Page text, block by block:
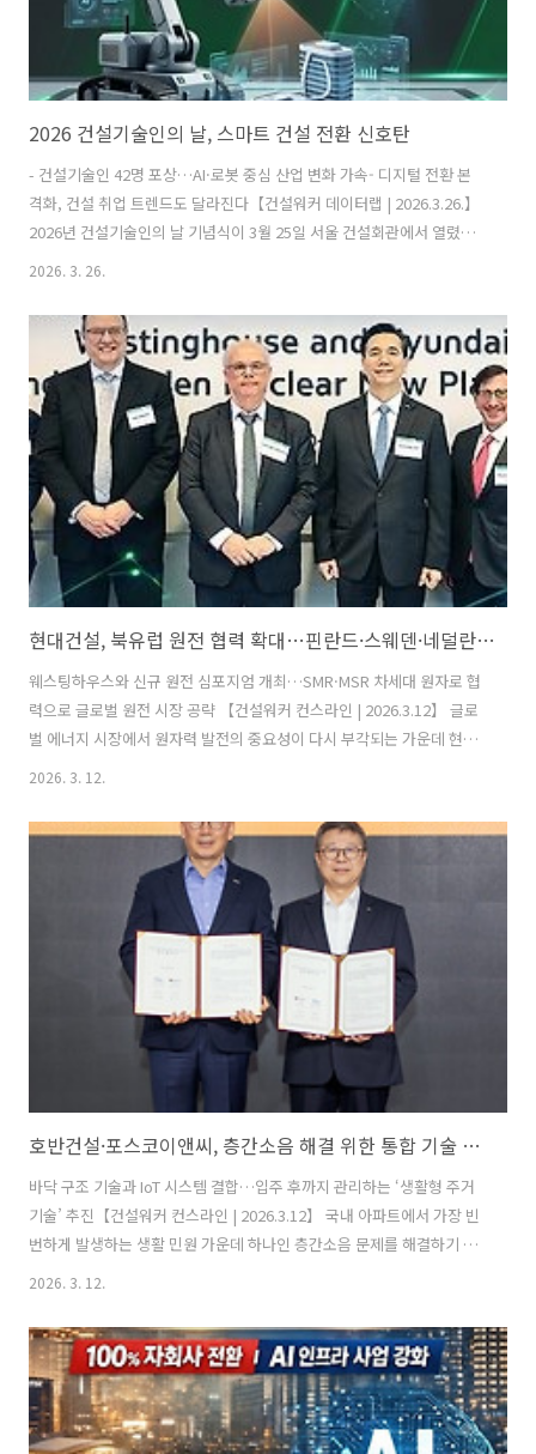
2026 건설기술인의 날, 스마트 건설 전환 신호탄
- 건설기술인 42명 포상…AI·로봇 중심 산업 변화 가속- 디지털 전환 본
격화, 건설 취업 트렌드도 달라진다【건설워커 데이터랩 | 2026.3.26.】
2026년 건설기술인의 날 기념식이 3월 25일 서울 건설회관에서 열렸다.
이번 행사는 건설기술 발전에 기여한 유공자를 격려하는 동시에, 산업 전
국토교통부와 한국건설기술인협회가 공동 주최한 이번 행사에는 정부
관계자, 건설업계 주요 인사, 수상자 등 약 1,000명이 참석했다. 현장 참
석이 어려운 기술인들을 위해 온라인 생중계도 함께 진행됐다. ℹ️ 건설기
술 발전 이끈 유공자 42명 선정이번 기념식에서는 총 42명의 건설기술인
이 정부포상 및 장관 표창을 받았다. 대형 인프라 및 철도..
2026. 3. 26.
현대건설, 북유럽 원전 협력 확대…핀란드·스웨덴·네덜란드서 에너지 전환 파트너 부상
웨스팅하우스와 신규 원전 심포지엄 개최…SMR·MSR 차세대 원자로 협
력으로 글로벌 원전 시장 공략 【건설워커 컨스라인 | 2026.3.12】 글로
벌 에너지 시장에서 원자력 발전의 중요성이 다시 부각되는 가운데 현대
차세대 원자로 기술 협력에 나서며 유럽 원전 시장 공략에 속도를 내는
모습이다. 북유럽 원전 협력 네트워크 확대현대건설은 10~11일(현지시
간) 핀란드 헬싱키에서 미국 원자력 기업 Westinghouse Electric
Company와 함께 ‘핀란드·스웨덴 신규 원전 건설 심포지엄’을 개최했
다. 행사는 핀란드 투자·무역 진흥기관인 Business Finlan..
2026. 3. 12.
호반건설·포스코이앤씨, 층간소음 해결 위한 통합 기술 개발 협력
바닥 구조 기술과 IoT 시스템 결합…입주 후까지 관리하는 ‘생활형 주거
기술’ 추진【건설워커 컨스라인 | 2026.3.12】 국내 아파트에서 가장 빈
번하게 발생하는 생활 민원 가운데 하나인 층간소음 문제를 해결하기 위
해 주요 건설사 간 기술 협력이 본격화되고 있다. 호반건설과 포스코이앤
무협약(MOU)을 체결하고 관련 기술 연구에 착수했다고 밝혔다.층간소
음 대응 기술 협력 체계 구축양사는 11일 서울 서초구 우면동 호반건설
본사에서 협약식을 열고 공동주택 층간소음 문제 해결을 위한 기술 협력
체계를 구축하기로 했다. 이번 협력은 최근 시행된 층간소음 사후확인제
등 주거환경 관련 제도 변화에 대응하고, 실제 입주민이 체감할 수 있는
2026. 3. 12.